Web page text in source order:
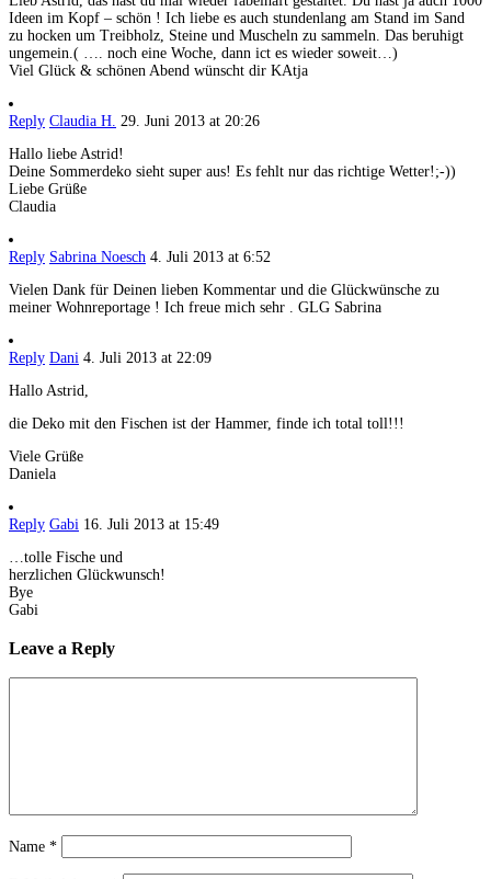
Ideen im Kopf – schön ! Ich liebe es auch stundenlang am Stand im Sand
zu hocken um Treibholz, Steine und Muscheln zu sammeln. Das beruhigt
ungemein.( …. noch eine Woche, dann ict es wieder soweit…)
Viel Glück & schönen Abend wünscht dir KAtja
Reply Claudia H. 29. Juni 2013 at 20:26
Hallo liebe Astrid!
Deine Sommerdeko sieht super aus! Es fehlt nur das richtige Wetter!;-))
Liebe Grüße
Claudia
Reply Sabrina Noesch 4. Juli 2013 at 6:52
Vielen Dank für Deinen lieben Kommentar und die Glückwünsche zu
meiner Wohnreportage ! Ich freue mich sehr . GLG Sabrina
Reply Dani 4. Juli 2013 at 22:09
Hallo Astrid,
die Deko mit den Fischen ist der Hammer, finde ich total toll!!!
Viele Grüße
Daniela
Reply Gabi 16. Juli 2013 at 15:49
…tolle Fische und
herzlichen Glückwunsch!
Bye
Gabi
Leave a Reply
Name *